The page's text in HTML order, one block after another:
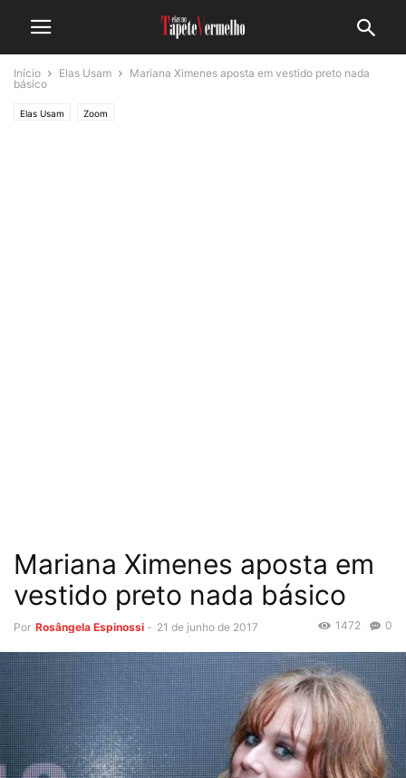
Início Elas Usam
Mariana Ximenes aposta em vestido preto nada
básico
Elas Usam Zoom
Mariana Ximenes aposta em
vestido preto nada básico
Por Rosângela Espinossi - 21 de junho de 2017 0
1472